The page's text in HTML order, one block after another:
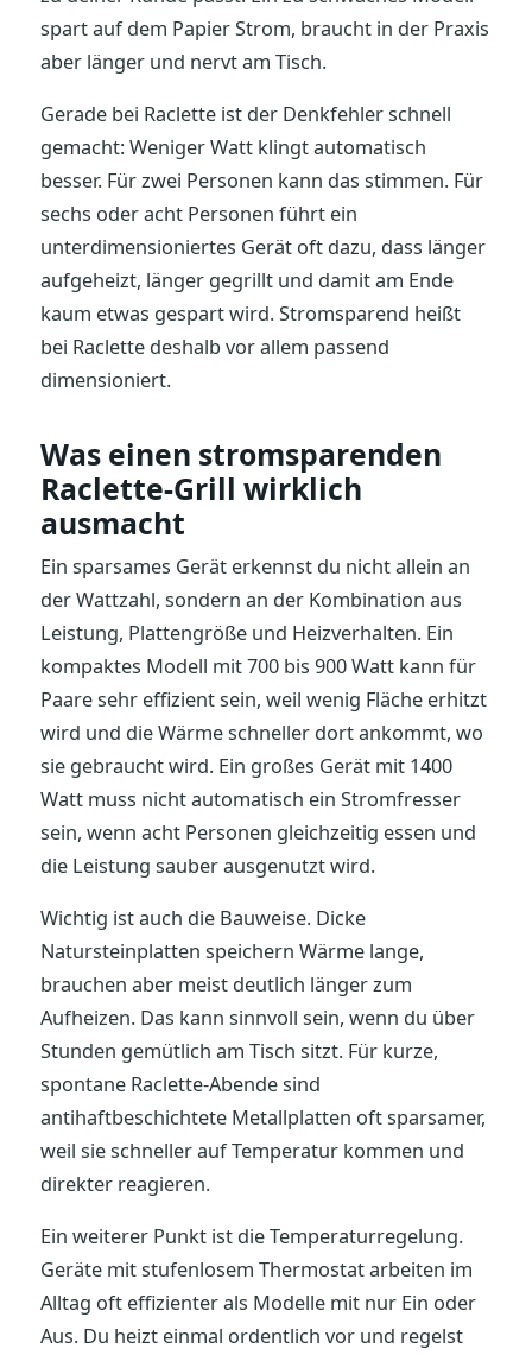
spart auf dem Papier Strom, braucht in der Praxis
aber länger und nervt am Tisch.
Gerade bei Raclette ist der Denkfehler schnell
gemacht: Weniger Watt klingt automatisch
besser. Für zwei Personen kann das stimmen. Für
sechs oder acht Personen führt ein
unterdimensioniertes Gerät oft dazu, dass länger
aufgeheizt, länger gegrillt und damit am Ende
kaum etwas gespart wird. Stromsparend heißt
bei Raclette deshalb vor allem passend
dimensioniert.
Was einen stromsparenden
Raclette-Grill wirklich
ausmacht
Ein sparsames Gerät erkennst du nicht allein an
der Wattzahl, sondern an der Kombination aus
Leistung, Plattengröße und Heizverhalten. Ein
kompaktes Modell mit 700 bis 900 Watt kann für
Paare sehr effizient sein, weil wenig Fläche erhitzt
wird und die Wärme schneller dort ankommt, wo
sie gebraucht wird. Ein großes Gerät mit 1400
Watt muss nicht automatisch ein Stromfresser
sein, wenn acht Personen gleichzeitig essen und
die Leistung sauber ausgenutzt wird.
Wichtig ist auch die Bauweise. Dicke
Natursteinplatten speichern Wärme lange,
brauchen aber meist deutlich länger zum
Aufheizen. Das kann sinnvoll sein, wenn du über
Stunden gemütlich am Tisch sitzt. Für kurze,
spontane Raclette-Abende sind
antihaftbeschichtete Metallplatten oft sparsamer,
weil sie schneller auf Temperatur kommen und
direkter reagieren.
Ein weiterer Punkt ist die Temperaturregelung.
Geräte mit stufenlosem Thermostat arbeiten im
Alltag oft effizienter als Modelle mit nur Ein oder
Aus. Du heizt einmal ordentlich vor und regelst